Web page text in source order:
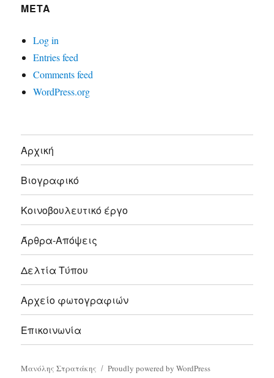
META
Log in
Entries feed
Comments feed
WordPress.org
Αρχική
Βιογραφικό
Κοινοβουλευτικό έργο
Άρθρα-Απόψεις
Δελτία Τύπου
Αρχείο φωτογραφιών
Επικοινωνία
Μανόλης Στρατάκης Proudly powered by WordPress